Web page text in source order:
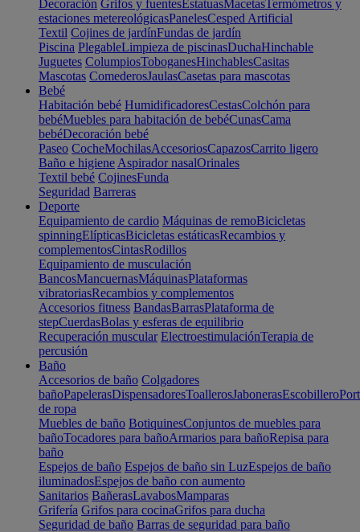
Decoración Grifos y fuentesEstatuasMacetasTermómetros y
estaciones metereológicasPanelesCesped Artificial
Textil Cojines de jardínFundas de jardín
Piscina PlegableLimpieza de piscinasDuchaHinchable
Juguetes ColumpiosToboganesHinchablesCasitas
Mascotas ComederosJaulasCasetas para mascotas
Bebé
Habitación bebé HumidificadoresCestasColchón para
bebéMuebles para habitación de bebéCunasCama
bebéDecoración bebé
Paseo CocheMochilasAccesoriosCapazosCarrito ligero
Baño e higiene Aspirador nasalOrinales
Textil bebé CojinesFunda
Seguridad Barreras
Deporte
Equipamiento de cardio Máquinas de remoBicicletas
spinningElípticasBicicletas estáticasRecambios y
complementosCintasRodillos
Equipamiento de musculación
BancosMancuernasMáquinasPlataformas
vibratoriasRecambios y complementos
Accesorios fitness BandasBarrasPlataforma de
stepCuerdasBolas y esferas de equilibrio
Recuperación muscular ElectroestimulaciónTerapia de
percusión
Baño
Accesorios de baño Colgadores
bañoPapelerasDispensadoresToallerosJabonerasEscobillero
de ropa
Muebles de baño BotiquinesConjuntos de muebles para
bañoTocadores para bañoArmarios para bañoRepisa para
baño
Espejos de baño Espejos de baño sin LuzEspejos de baño
iluminadosEspejos de baño con aumento
Sanitarios BañerasLavabosMamparas
Grifería Grifos para cocinaGrifos para ducha
Seguridad de baño Barras de seguridad para baño